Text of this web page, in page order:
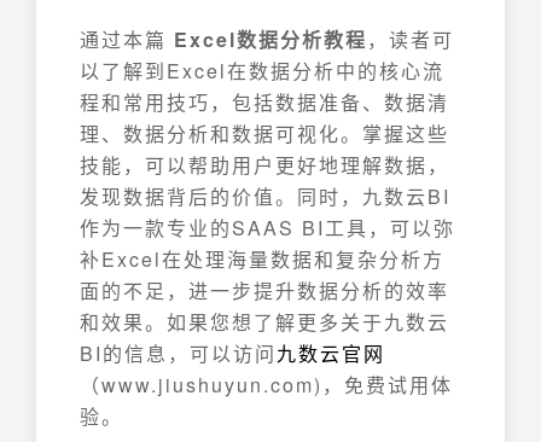
通过本篇 Excel数据分析教程 ，读者可
以了解到Excel在数据分析中的核心流
程和常用技巧，包括数据准备、数据清
理、数据分析和数据可视化。掌握这些
技能，可以帮助用户更好地理解数据，
发现数据背后的价值。同时，九数云BI
作为一款专业的SAAS BI工具，可以弥
补Excel在处理海量数据和复杂分析方
面的不足，进一步提升数据分析的效率
和效果。如果您想了解更多关于九数云
BI的信息，可以访问九数云官网
（www.jiushuyun.com)，免费试用体
验。